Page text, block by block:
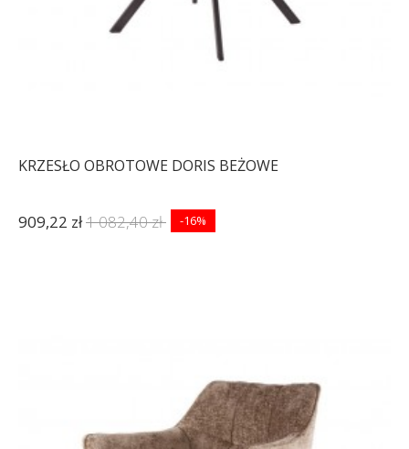
KRZESŁO OBROTOWE DORIS BEŻOWE
909,22 zł1 082,40 zł -16%